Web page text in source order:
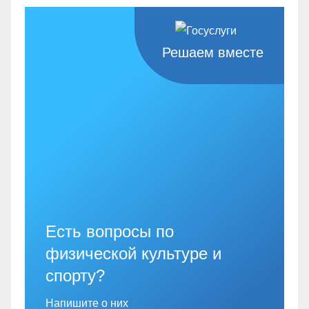
Решаем вместе
Есть вопросы по
физической культуре и
спорту?
Напишите о них